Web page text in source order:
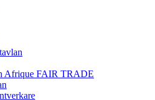
Afrique FAIR TRADE